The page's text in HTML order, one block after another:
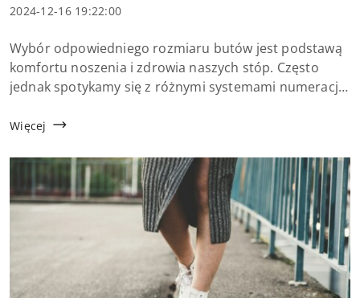
Data
2024-12-16 19:22:00
Treść
artykułu:
Wybór odpowiedniego rozmiaru butów jest podstawą
komfortu noszenia i zdrowia naszych stóp. Często
jednak spotykamy się z różnymi systemami numeracji
różnią się rozmiar&oacut...
Więcej